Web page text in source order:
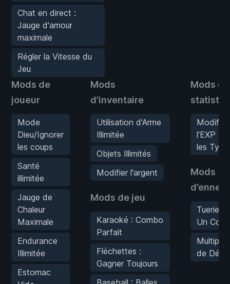
Chat en direct :
Jauge d'amour
maximale
Régler la Vitesse du
Jeu
Mods de
joueur
Mode
Dieu/Ignorer
les coups
Santé
illimitée
Jauge de
Chaleur
Maximale
Endurance
Illimitée
Estomac
Mods
d’inventaire
Utilisation d'Arme
Illimitée
Objets Illimités
Modifier l'argent
Mods de jeu
Karaoké : Combo
Parfait
Fléchettes :
Gagner Toujours
Mods de
Modifier
l'EXP
les
Mods
Tueries
Un Coup
de